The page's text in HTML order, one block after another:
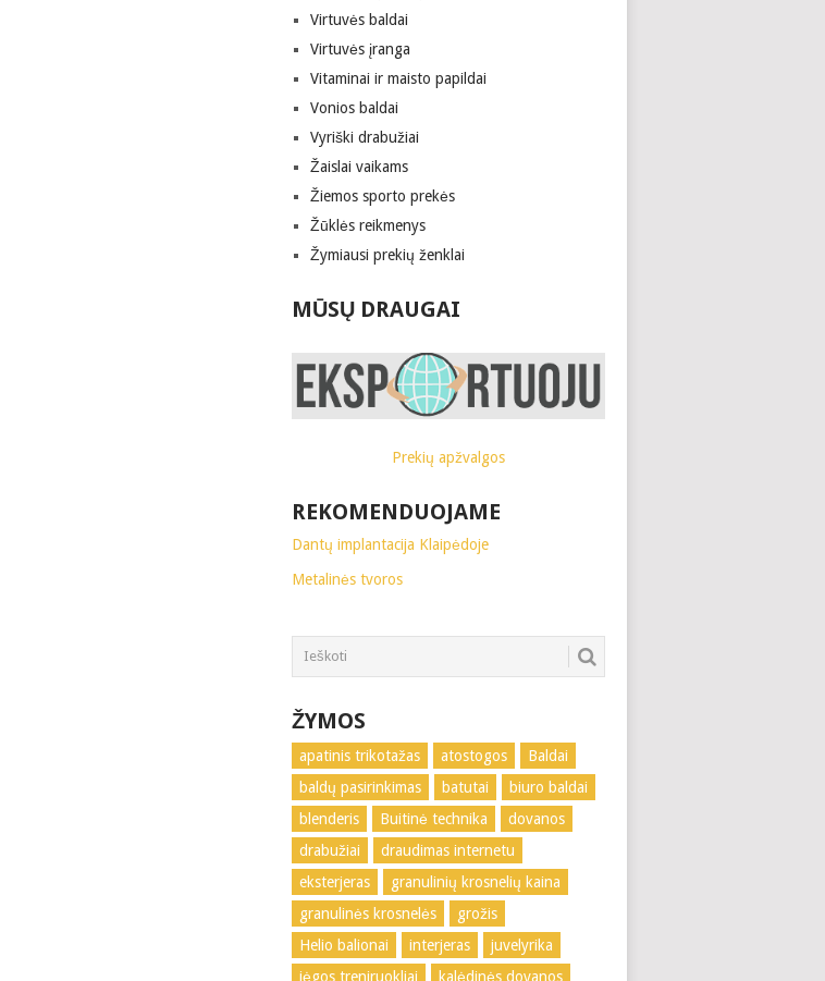
Virtuvės baldai
Virtuvės įranga
Vitaminai ir maisto papildai
Vonios baldai
Vyriški drabužiai
Žaislai vaikams
Žiemos sporto prekės
Žūklės reikmenys
Žymiausi prekių ženklai
MŪSŲ DRAUGAI
Prekių apžvalgos
REKOMENDUOJAME
Dantų implantacija Klaipėdoje
Metalinės tvoros
ŽYMOS
apatinis trikotažas atostogos
Baldai
baldų pasirinkimas
batutai
biuro baldai
blenderis
Buitinė technika
dovanos
drabužiai
draudimas internetu
eksterjeras
granulinių krosnelių kaina
granulinės krosnelės
grožis
Helio balionai
interjeras
juvelyrika
jėgos treniruokliai
kalėdinės dovanos